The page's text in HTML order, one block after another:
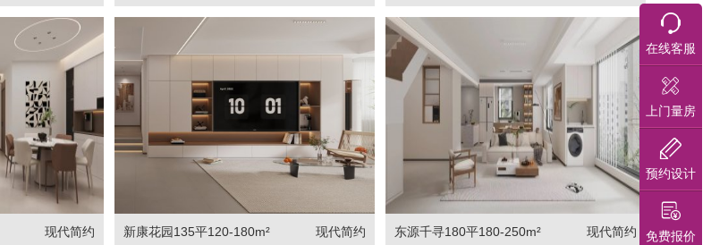
现代简约 新康花园135平120-180m² 现代简约 东源千寻180平180-250m² 现代简约
在线客服
上门量房
预约设计
免费报价